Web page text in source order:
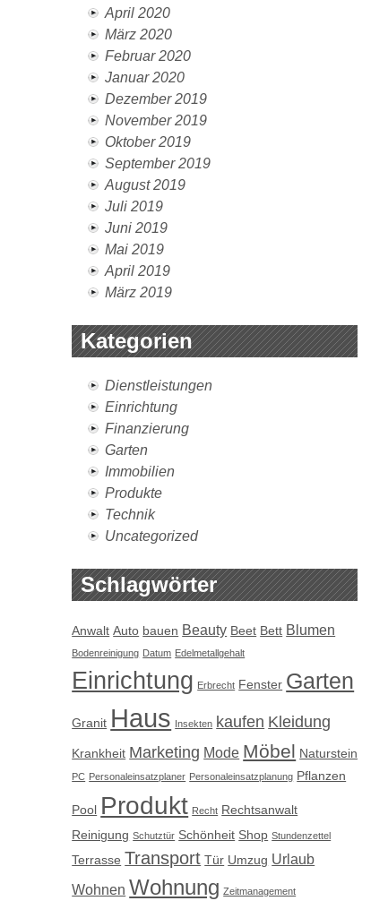
April 2020
März 2020
Februar 2020
Januar 2020
Dezember 2019
November 2019
Oktober 2019
September 2019
August 2019
Juli 2019
Juni 2019
Mai 2019
April 2019
März 2019
Kategorien
Dienstleistungen
Einrichtung
Finanzierung
Garten
Immobilien
Produkte
Technik
Uncategorized
Schlagwörter
Anwalt Auto bauen Beauty Beet Bett Blumen
Bodenreinigung Datum Edelmetallgehalt
Einrichtung Erbrecht Fenster Garten
Granit Haus Insekten kaufen Kleidung
Krankheit Marketing Mode Möbel Naturstein
PC Personaleinsatzplaner Personaleinsatzplanung Pflanzen
Pool Produkt Recht Rechtsanwalt
Reinigung Schutztür Schönheit Shop Stundenzettel
Terrasse Transport Tür Umzug Urlaub
Wohnen Wohnung Zeitmanagement